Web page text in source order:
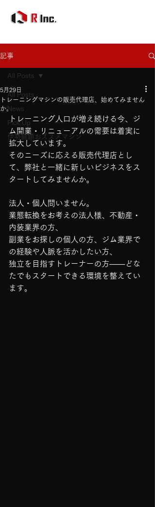
記事
All Posts
News
Pick Up
伊勢龍顕おススメマシン
All Posts
トレーニングマシンの販売代理店、始めてみません
か。
5月29日
トレーニング人口が増え続ける今、ジ
ム開業・リニューアルの需要は着実に
拡大しています。
そのニーズに応える販売代理店とし
て、弊社と一緒に新しいビジネスをス
タートしてみませんか。
法人・個人問いません。
業態転換をお考えの法人様、不動産・
内装業界の方、
副業をお探しの個人の方、ジム業界で
の経験や人脈を活かしたい方、
独立を目指すトレーナーの方——どな
たでもスタートできる環境を整えてい
ます。